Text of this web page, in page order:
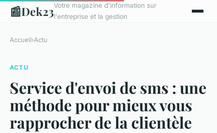
📰Dek23Votre magazine d'information sur
l'entreprise et la gestion
Accueil›Actu
ACTU
Service d'envoi de sms : une
méthode pour mieux vous
rapprocher de la clientèle